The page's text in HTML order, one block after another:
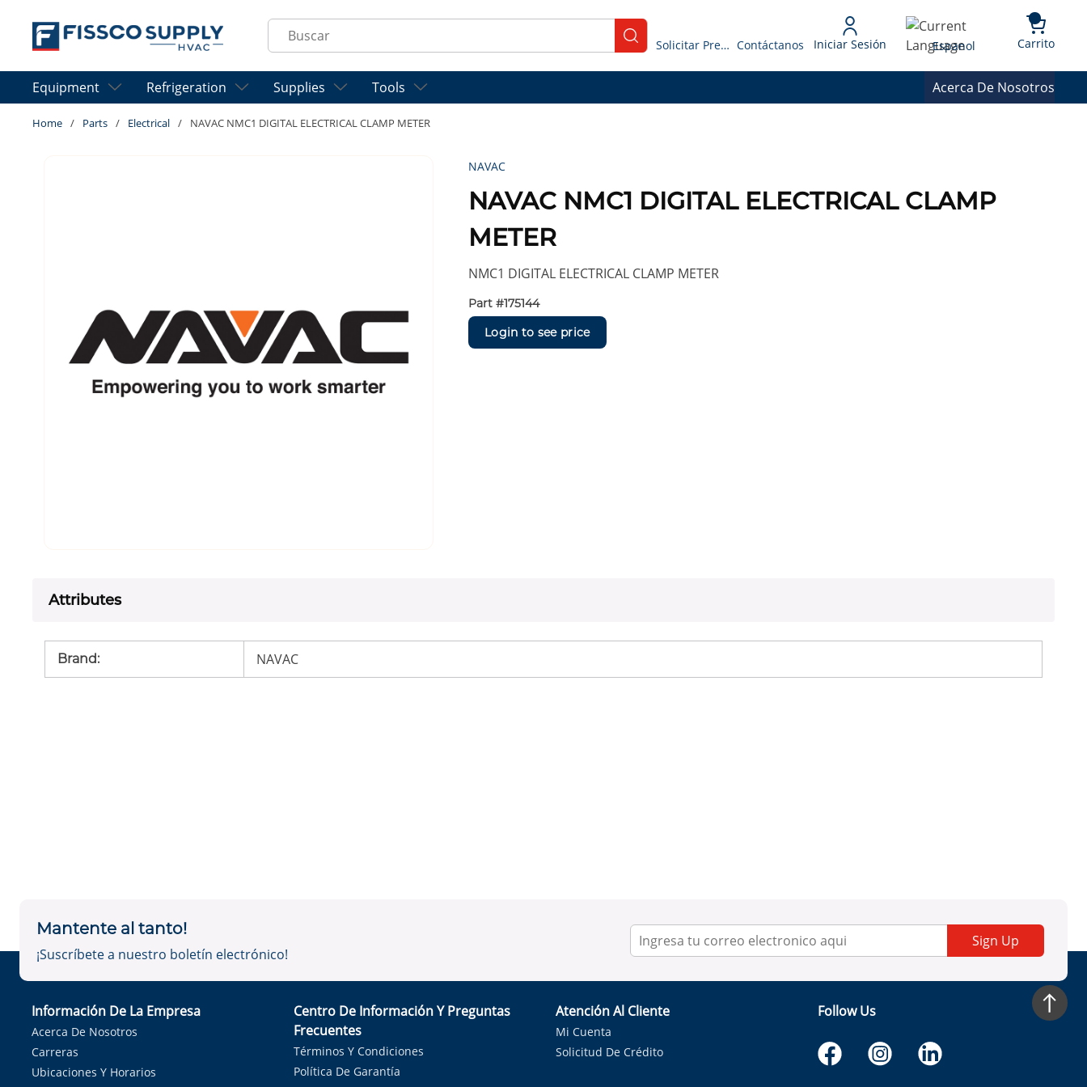
Skip to main content
Site Search
submit search
Solicitar Presupuesto Contáctanos Iniciar Sesión Language
Espanol Carrito{0}
Equipment Refrigeration Supplies Tools Acerca De Nosotros
Home / Parts / Electrical / NAVAC NMC1 DIGITAL ELECTRICAL CLAMP METER
NAVAC
NAVAC NMC1 DIGITAL ELECTRICAL CLAMP
METER
NMC1 DIGITAL ELECTRICAL CLAMP METER
Part #175144
Login to see price
Attributes
Brand: NAVAC
Mantente al tanto!
¡Suscríbete a nuestro boletín electrónico!
Sign Up
Información De La Empresa
Acerca De Nosotros
Carreras
Ubicaciones Y Horarios
Centro De Información Y Preguntas
Frecuentes
Términos Y Condiciones
Política De Garantía
Atención Al Cliente
Mi Cuenta
Solicitud De Crédito
Follow Us